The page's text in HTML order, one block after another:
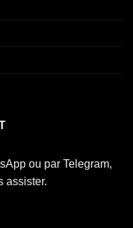
ou par Telegram,
assister.